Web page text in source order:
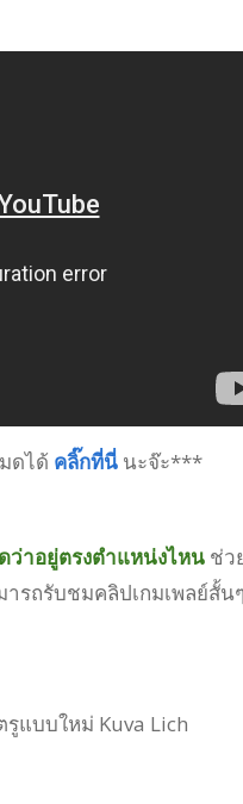
ดได้ คลิ๊กที่นี่ นะจ๊ะ***
ว่าอยู่ตรงตำแหน่งไหนช่ว
รถรับชมคลิปเกมเพลย์สั้น
แบบใหม่ Kuva Lich